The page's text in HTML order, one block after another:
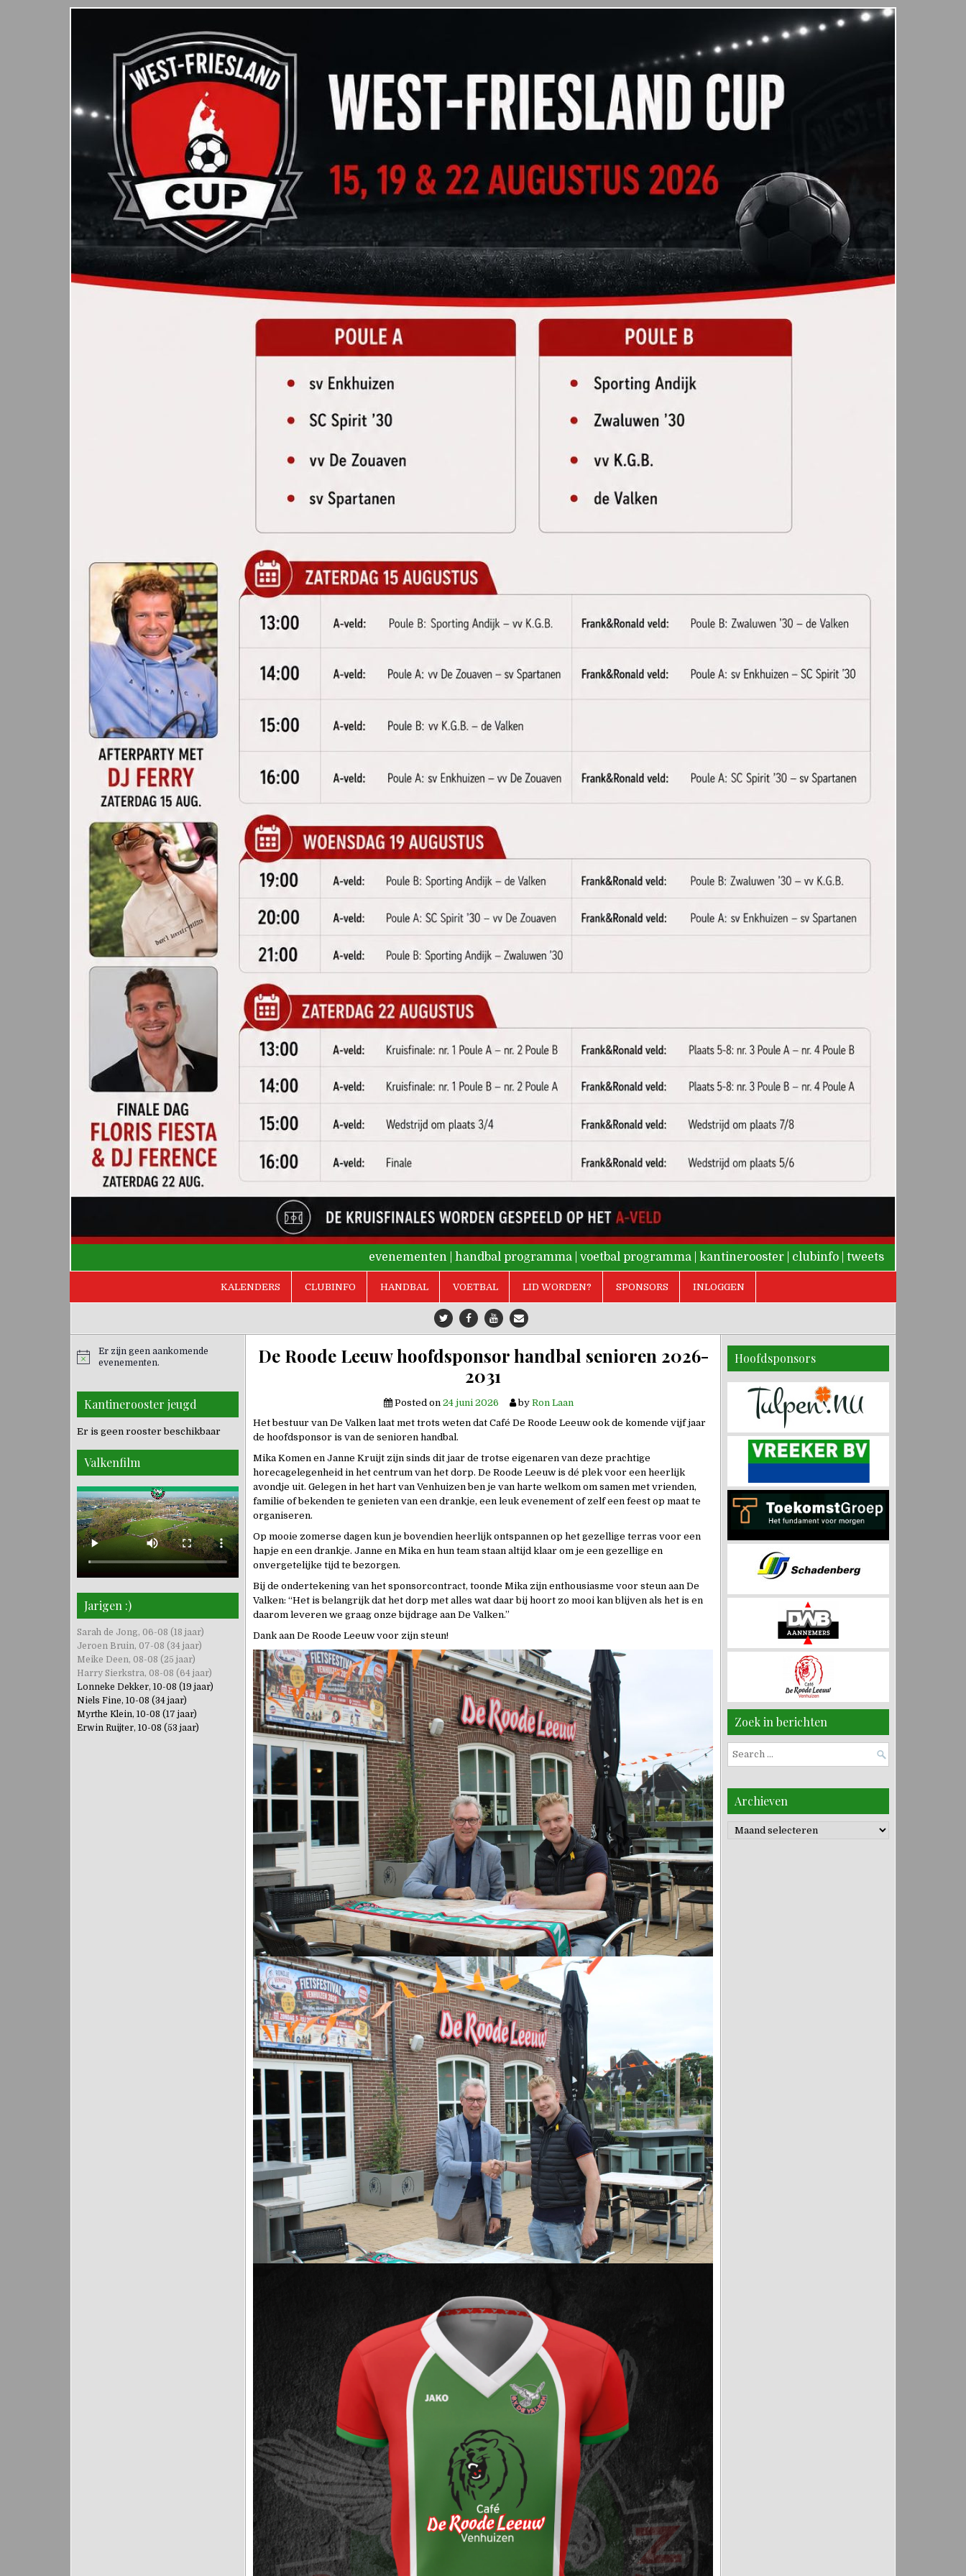
evenementen handbal programma voetbal programma kantinerooster clubinfo tweets
KALENDERS CLUBINFO HANDBAL VOETBAL LID WORDEN? SPONSORS INLOGGEN
De Roode Leeuw hoofdsponsor handbal senioren 2026-
2031
Posted on 24 juni 2026 by Ron Laan
Het bestuur van De Valken laat met trots weten dat Café De Roode Leeuw ook de komende vijf jaar
de hoofdsponsor is van de senioren handbal.
Mika Komen en Janne Kruijt zijn sinds dit jaar de trotse eigenaren van deze prachtige
horecagelegenheid in het centrum van het dorp. De Roode Leeuw is dé plek voor een heerlijk
avondje uit. Gelegen in het hart van Venhuizen ben je van harte welkom om samen met vrienden,
familie of bekenden te genieten van een drankje, een leuk evenement of zelf een feest op maat te
organiseren.
Op mooie zomerse dagen kun je bovendien heerlijk ontspannen op het gezellige terras voor een
hapje en een drankje. Janne en Mika en hun team staan altijd klaar om je een gezellige en
onvergetelijke tijd te bezorgen.
Bij de ondertekening van het sponsorcontract, toonde Mika zijn enthousiasme voor steun aan De
Valken: “Het is belangrijk dat het dorp met alles wat daar bij hoort zo mooi kan blijven als het is en
daarom leveren we graag onze bijdrage aan De Valken.”
Dank aan De Roode Leeuw voor zijn steun!
Er zijn geen aankomende
evenementen.
Kantinerooster jeugd
Er is geen rooster beschikbaar
Valkenfilm
Jarigen :)
Sarah de Jong, 06-08 (18 jaar)
Jeroen Bruin, 07-08 (34 jaar)
Meike Deen, 08-08 (25 jaar)
Harry Sierkstra, 08-08 (64 jaar)
Lonneke Dekker, 10-08 (19 jaar)
Niels Fine, 10-08 (34 jaar)
Myrthe Klein, 10-08 (17 jaar)
Erwin Ruijter, 10-08 (53 jaar)
Hoofdsponsors
Zoek in berichten
Search
for:
Archieven
Archieven